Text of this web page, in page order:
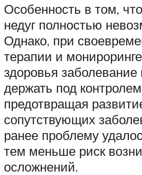
Особенность в том,
недуг полностью
Однако, при
терапии и
здоровья
держать под
предотвращая
сопутствующих
ранее проблему
тем меньше риск
осложнений.